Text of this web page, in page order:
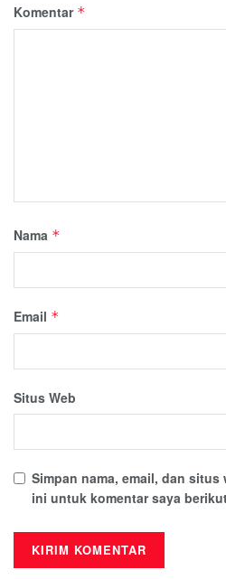
Komentar *
Nama *
Email *
Situs Web
Simpan nama, email, dan situs
ini untuk komentar saya